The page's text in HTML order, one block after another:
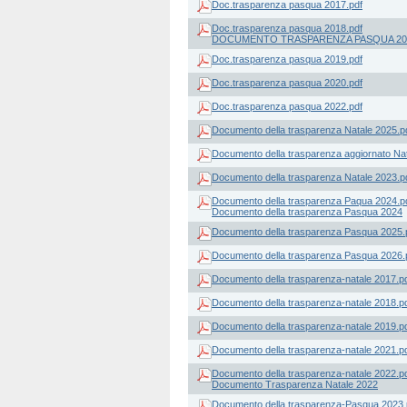
Doc.trasparenza pasqua 2017.pdf
Doc.trasparenza pasqua 2018.pdf
DOCUMENTO TRASPARENZA PASQUA
Doc.trasparenza pasqua 2019.pdf
Doc.trasparenza pasqua 2020.pdf
Doc.trasparenza pasqua 2022.pdf
Documento della trasparenza Natale
Documento della trasparenza aggiornato
Documento della trasparenza Natale
Documento della trasparenza Paqua
Documento della trasparenza Pasqua 2024
Documento della trasparenza Pasqua
Documento della trasparenza Pasqua
Documento della trasparenza-natale
Documento della trasparenza-natale
Documento della trasparenza-natale
Documento della trasparenza-natale
Documento della trasparenza-natale
Documento Trasparenza Natale 2022
Documento della trasparenza-Pasqua